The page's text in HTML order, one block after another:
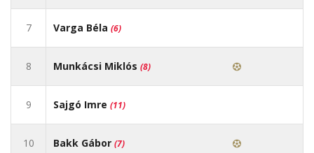
7 Varga Béla (6)
8 Munkácsi Miklós (8)
9 Sajgó Imre (11)
10 Bakk Gábor (7)